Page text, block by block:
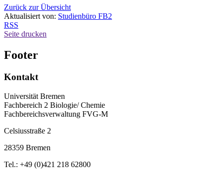
Zurück zur Übersicht
Aktualisiert von: Studienbüro FB2
RSS
Seite drucken
Footer
Kontakt
Universität Bremen
Fachbereich 2 Biologie/ Chemie
Fachbereichsverwaltung FVG-M
Celsiusstraße 2
28359 Bremen
Tel.: +49 (0)421 218 62800